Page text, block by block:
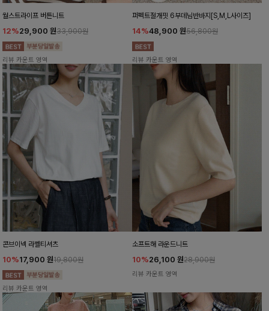
월스트라이프 버튼니트
12%29,900 원33,900원
리뷰 카운트 영역
퍼펙트절개핏 6부데님반바지[S,M,L사이즈]
14%48,900 원56,800원
리뷰 카운트 영역
콘브이넥 라벨티셔츠
10%17,900 원19,800원
리뷰 카운트 영역
소프트해 라운드니트
10%26,100 원28,900원
리뷰 카운트 영역